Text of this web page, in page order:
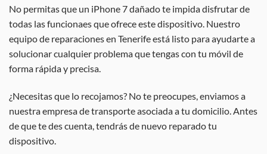
No permitas que un iPhone 7 dañado te impida disfrutar de
todas las funcionaes que ofrece este dispositivo. Nuestro
equipo de reparaciones en Tenerife está listo para ayudarte a
solucionar cualquier problema que tengas con tu móvil de
forma rápida y precisa.
¿Necesitas que lo recojamos? No te preocupes, enviamos a
nuestra empresa de transporte asociada a tu domicilio. Antes
de que te des cuenta, tendrás de nuevo reparado tu
dispositivo.